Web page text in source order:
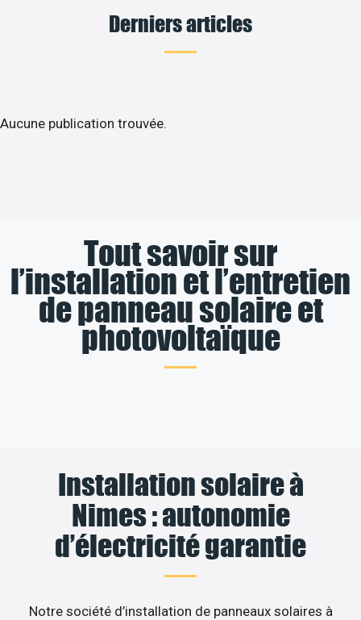
Derniers articles
Aucune publication trouvée.
Tout savoir sur
l’installation et l’entretien
de panneau solaire et
photovoltaïque
Installation solaire à
Nimes : autonomie
d’électricité garantie
Notre société d’installation de panneaux solaires à